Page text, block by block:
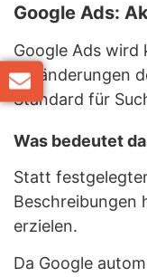
Google Ads:
Google Ads
Veränderungen
Standard für
Was bedeutet
Statt
Beschreibungen
erzielen.
Da Google